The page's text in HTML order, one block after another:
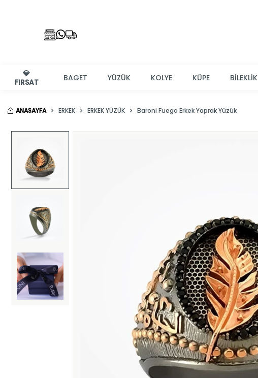
💎
FIRSAT
BAGET YÜZÜK KOLYE KÜPE BİLEKLİK
ANASAYFA ERKEK ERKEK YÜZÜK Baroni Fuego Erkek Yaprak Yüzük